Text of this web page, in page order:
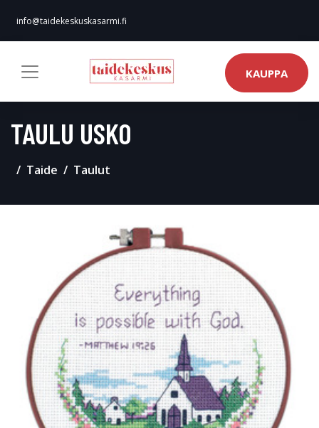
info@taidekeskuskasarmi.fi
KAUPPA
TAULU USKO
Taide Taulut